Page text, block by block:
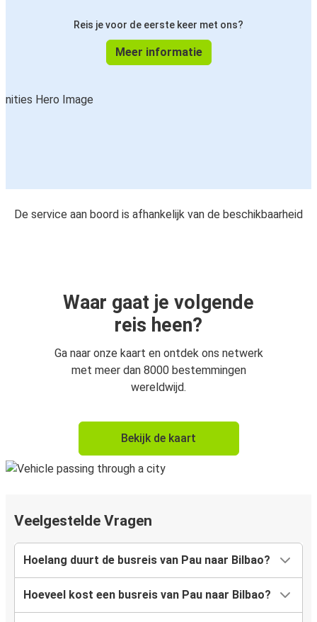
Reis je voor de eerste keer met ons?
Meer informatie
De service aan boord is afhankelijk van de beschikbaarheid
Waar gaat je volgende
reis heen?
Ga naar onze kaart en ontdek ons netwerk
met meer dan 8000 bestemmingen
wereldwijd.
Bekijk de kaart
Veelgestelde Vragen
Hoelang duurt de busreis van Pau naar Bilbao?
Hoeveel kost een busreis van Pau naar Bilbao?